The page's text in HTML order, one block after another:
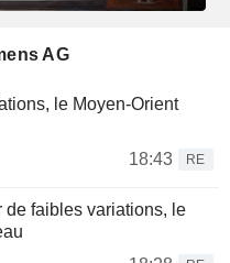
AG
le Moyen-Orient
18:43
RE
de faibles variations, le